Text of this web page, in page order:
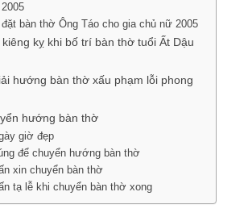
bàn thờ Ông Táo cho gia chủ nữ 2005
kỵ khi bố trí bàn thờ tuổi Ất Dậu
hướng bàn thờ xấu phạm lỗi phong
hướng bàn thờ
giờ đẹp
để chuyển hướng bàn thờ
xin chuyển bàn thờ
tạ lễ khi chuyển bàn thờ xong